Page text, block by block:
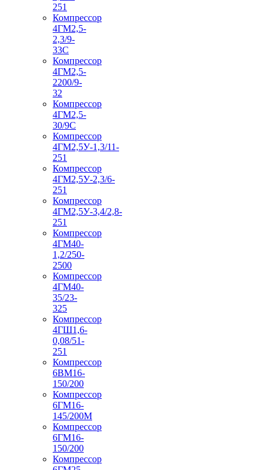
251
Компрессор
4ГМ2,5-
2,3/9-
33С
Компрессор
4ГМ2,5-
2200/9-
32
Компрессор
4ГМ2,5-
30/9С
Компрессор
4ГМ2,5У-1,3/11-
251
Компрессор
4ГМ2,5У-2,3/6-
251
Компрессор
4ГМ2,5У-3,4/2,8-
251
Компрессор
4ГМ40-
1,2/250-
2500
Компрессор
4ГМ40-
35/23-
325
Компрессор
4ГШ1,6-
0,08/51-
251
Компрессор
6ВМ16-
150/200
Компрессор
6ГМ16-
145/200М
Компрессор
6ГМ16-
150/200
Компрессор